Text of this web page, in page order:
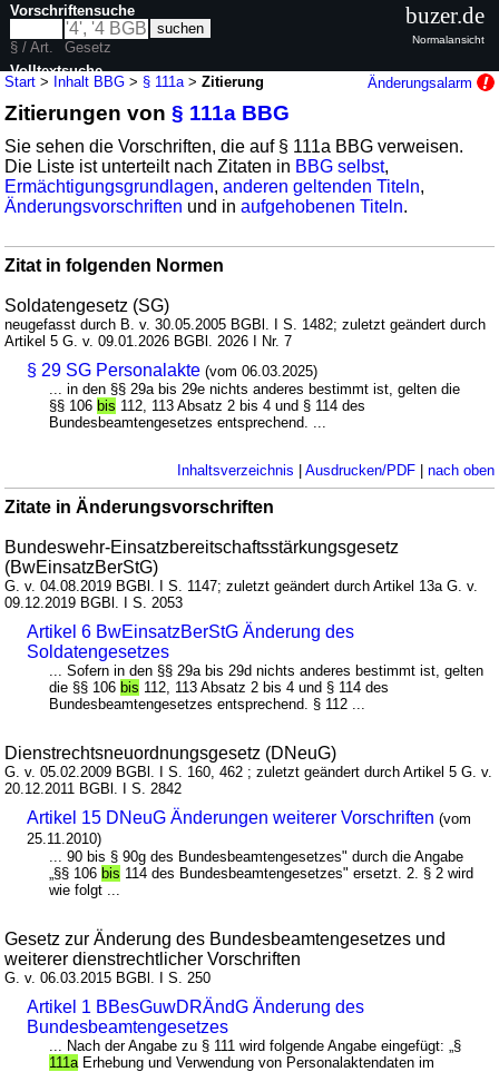
Start > Inhalt BBG > § 111a >Zitierung Änderungsalarm
Zitierungen von§ 111a BBG
Sie sehen die Vorschriften, die auf § 111a BBG verweisen.
Die Liste ist unterteilt nach Zitaten in BBG selbst,
Ermächtigungsgrundlagen,anderen geltenden Titeln,
Änderungsvorschriften und inaufgehobenen Titeln.
Zitat in folgenden Normen
Soldatengesetz (SG)
neugefasst durch B. v. 30.05.2005 BGBl. I S. 1482; zuletzt geändert durch
Artikel 5 G. v. 09.01.2026 BGBl. 2026 I Nr. 7
§ 29 SG Personalakte (vom 06.03.2025)
... in den §§ 29a bis 29e nichts anderes bestimmt ist, gelten die
§§ 106bis 112, 113 Absatz 2 bis 4 und § 114 des
Bundesbeamtengesetzes entsprechend. ...
Inhaltsverzeichnis | Ausdrucken/PDF| nach oben
Zitate in Änderungsvorschriften
Bundeswehr-Einsatzbereitschaftsstärkungsgesetz
(BwEinsatzBerStG)
G. v. 04.08.2019 BGBl. I S. 1147; zuletzt geändert durch Artikel 13a G. v.
09.12.2019 BGBl. I S. 2053
Artikel 6 BwEinsatzBerStG Änderung des
Soldatengesetzes
... Sofern in den §§ 29a bis 29d nichts anderes bestimmt ist, gelten
die §§ 106bis 112, 113 Absatz 2 bis 4 und § 114 des
Bundesbeamtengesetzes entsprechend. § 112 ...
Dienstrechtsneuordnungsgesetz (DNeuG)
G. v. 05.02.2009 BGBl. I S. 160, 462 ; zuletzt geändert durch Artikel 5 G. v.
20.12.2011 BGBl. I S. 2842
Artikel 15 DNeuG Änderungen weiterer Vorschriften (vom
25.11.2010)
... 90 bis § 90g des Bundesbeamtengesetzes" durch die Angabe
„§§ 106bis 114 des Bundesbeamtengesetzes" ersetzt. 2. § 2 wird
wie folgt ...
Gesetz zur Änderung des Bundesbeamtengesetzes und
weiterer dienstrechtlicher Vorschriften
G. v. 06.03.2015 BGBl. I S. 250
Artikel 1 BBesGuwDRÄndG Änderung des
Bundesbeamtengesetzes
... Nach der Angabe zu § 111 wird folgende Angabe eingefügt: „§
111a Erhebung und Verwendung von Personalaktendaten im
Vorschriftensuche
§ / Art.
Gesetz
Volltextsuche
nur in BBG
buzer.de
Normalansicht